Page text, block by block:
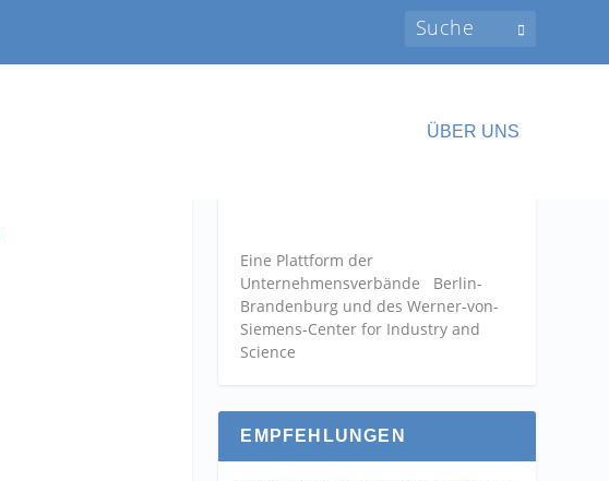
ÜBER UNS
Eine Plattform der
Unternehmensverbände Berlin-
Brandenburg und des Werner-von-
Siemens-Center for Industry and
Science
EMPFEHLUNGEN